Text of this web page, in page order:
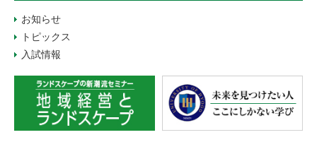
お知らせ
トピックス
入試情報